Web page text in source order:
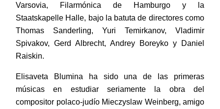
Varsovia, Filarmónica de Hamburgo y la
Staatskapelle Halle, bajo la batuta de directores como
Thomas Sanderling, Yuri Temirkanov, Vladimir
Spivakov, Gerd Albrecht, Andrey Boreyko y Daniel
Raiskin.
Elisaveta Blumina ha sido una de las primeras
músicas en estudiar seriamente la obra del
compositor polaco-judío Mieczyslaw Weinberg, amigo